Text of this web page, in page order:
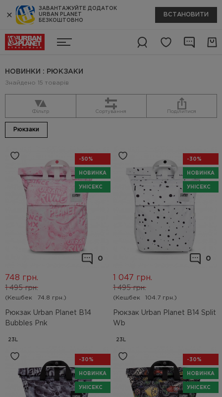
ЗАВАНТАЖУЙТЕ ДОДАТОК
URBAN PLANET
БЕЗКОШТОВНО
ВСТАНОВИТИ
НОВИНКИ : РЮКЗАКИ
Знайдено 15 товарів
Фільтр Сортування Поділитися
Рюкзаки
-50%
НОВИНКА
УНІСЕКС
0
Рюкзак Urban Planet B14
Bubbles Pnk
1 495 грн.
748 грн.
(Кешбек 74.8 грн.)
23L
-30%
НОВИНКА
УНІСЕКС
0
Рюкзак Urban Planet B14 Split
Wb
1 495 грн.
1 047 грн.
(Кешбек 104.7 грн.)
23L
-30%
НОВИНКА
УНІСЕКС
-30%
НОВИНКА
УНІСЕКС